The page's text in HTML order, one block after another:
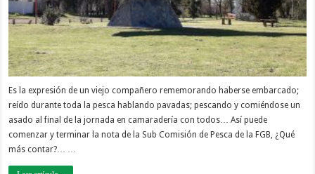
Es la expresión de un viejo compañero rememorando haberse embarcado;
reído durante toda la pesca hablando pavadas; pescando y comiéndose un
asado al final de la jornada en camaradería con todos… Así puede
comenzar y terminar la nota de la Sub Comisión de Pesca de la FGB, ¿Qué
más contar?… …